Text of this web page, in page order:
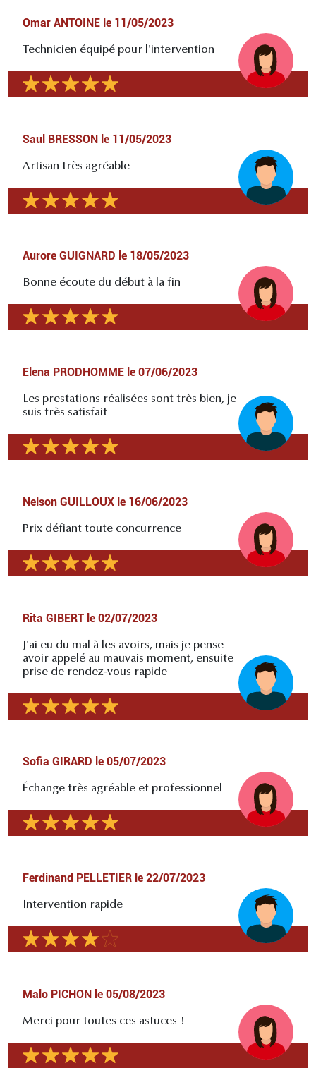
Omar ANTOINE le 11/05/2023
Technicien équipé pour l'intervention
Saul BRESSON le 11/05/2023
Artisan très agréable
Aurore GUIGNARD le 18/05/2023
Bonne écoute du début à la fin
Elena PRODHOMME le 07/06/2023
Les prestations réalisées sont très bien, je
suis très satisfait
Nelson GUILLOUX le 16/06/2023
Prix défiant toute concurrence
Rita GIBERT le 02/07/2023
J'ai eu du mal à les avoirs, mais je pense
avoir appelé au mauvais moment, ensuite
prise de rendez-vous rapide
Sofia GIRARD le 05/07/2023
Échange très agréable et professionnel
Ferdinand PELLETIER le 22/07/2023
Intervention rapide
Malo PICHON le 05/08/2023
Merci pour toutes ces astuces !